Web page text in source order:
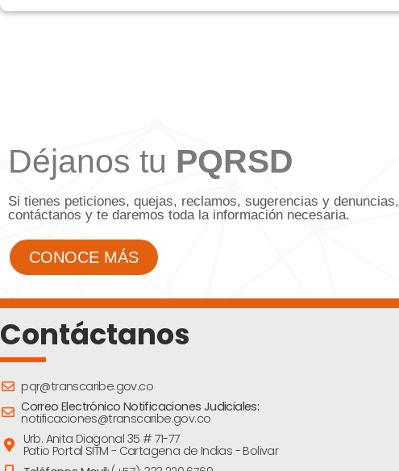
Déjanos tu PQRSD
Si tienes peticiones, quejas, reclamos, sugerencias y denuncias,
contáctanos y te daremos toda la información necesaria.
CONOCE MÁS
Contáctanos
pqr@transcaribe.gov.co
Correo Electrónico Notificaciones Judiciales:
notificaciones@transcaribe.gov.co
Urb. Anita Diagonal 35 # 71-77
Patio Portal SITM - Cartagena de Indias - Bolivar